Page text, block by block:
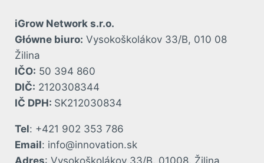
iGrow Network s.r.o.
Główne biuro: Vysokoškolákov 33/B, 010 08
Žilina
IČO: 50 394 860
DIČ: 2120308344
IČ DPH: SK212030834
Tel: +421 902 353 786
Email: info@innovation.sk
Adres: Vysokoškolákov 33/B, 01008, Žilina